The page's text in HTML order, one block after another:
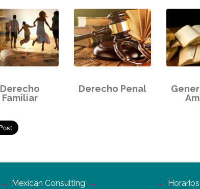
Derecho
Familiar
Derecho Penal
Mexican Consulting Horarios